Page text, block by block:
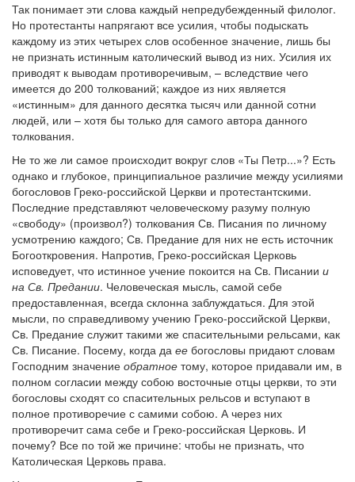
Так понимает эти слова каждый непредубежденный филолог.
Но протестанты напрягают все усилия, чтобы подыскать
каждому из этих четырех слов особенное значение, лишь бы
не признать истинным католический вывод из них. Усилия их
приводят к выводам противоречивым, – вследствие чего
имеется до 200 толкований; каждое из них является
«истинным» для данного десятка тысяч или данной сотни
людей, или – хотя бы только для самого автора данного
толкования.
Не то же ли самое происходит вокруг слов «Ты Петр...»? Есть
однако и глубокое, принципиальное различие между усилиями
богословов Греко-российской Церкви и протестантскими.
Последние представляют человеческому разуму полную
«свободу» (произвол?) толкования Св. Писания по личному
усмотрению каждого; Св. Предание для них не есть источник
Богооткровения. Напротив, Греко-российская Церковь
исповедует, что истинное учение покоится на Св. Писании и
на Св. Предании. Человеческая мысль, самой себе
предоставленная, всегда склонна заблуждаться. Для этой
мысли, по справедливому учению Греко-российской Церкви,
Св. Предание служит такими же спасительными рельсами, как
Св. Писание. Посему, когда да ее богословы придают словам
Господним значение обратное тому, которое придавали им, в
полном согласии между собою восточные отцы церкви, то эти
богословы сходят со спасительных рельсов и вступают в
полное противоречие с самими собою. А через них
противоречит сама себе и Греко-российская Церковь. И
почему? Все по той же причине: чтобы не признать, что
Католическая Церковь права.